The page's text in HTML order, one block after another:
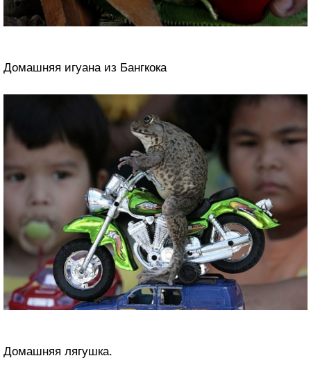
Домашняя игуана из Бангкока
Домашняя лягушка.